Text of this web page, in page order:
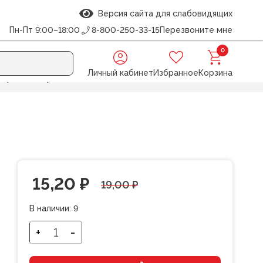
Версия сайта для слабовидящих
Пн-Пт 9:00–18:00 8-800-250-33-15Перезвоните мне
Личный кабинетИзбранное
0
Корзина
на гребне
19,00₽
Первоначальная
цена
составляла
19,00 ₽.
15,20 ₽
Текущая
цена:
15,20 ₽.
В наличии: 9
+
Количество
-